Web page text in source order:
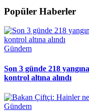
Popüler Haberler
Gündem
Son 3 günde 218
kontrol altına alındı
Gündem